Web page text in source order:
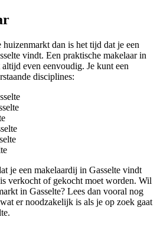
dan is het tijd dat je een
vindt. Een praktische makelaar in
even eenvoudig. Je kunt een
disciplines:
je een makelaardij in Gasselte vindt
verkocht of gekocht moet worden. Wil
in Gasselte? Lees dan vooral nog
er noodzakelijk is als je op zoek gaat